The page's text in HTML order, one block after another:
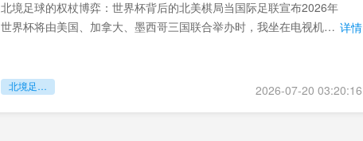
北境足球的权杖博弈：世界杯背后的北美棋局当国际足联宣布2026年
世界杯将由美国、加拿大、墨西哥三国联合举办时，我坐在电视机
详情
北境足球的权杖博弈：世界杯背后的北美棋局 2026-07-20 03:20:16